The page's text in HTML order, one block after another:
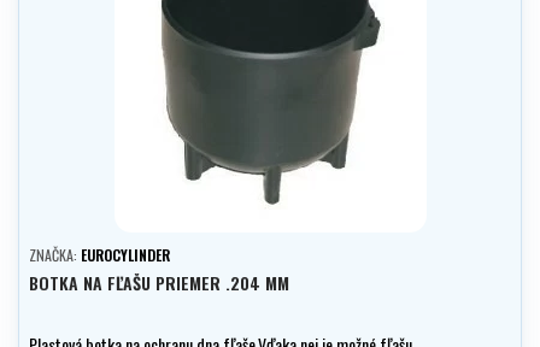
ZNAČKA: EUROCYLINDER
BOTKA NA FĽAŠU PRIEMER .204 MM